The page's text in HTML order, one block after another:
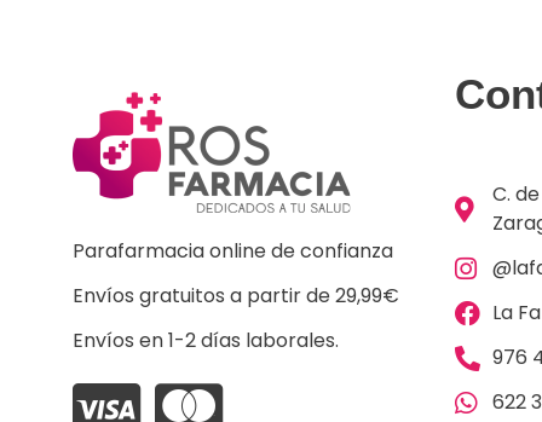
Parafarmacia online de confianza
Envíos gratuitos a partir de 29,99€
Envíos en 1-2 días laborales.
C.
La
976
622